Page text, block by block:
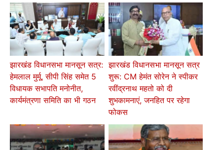
झारखंड विधानसभा मानसून सत्र:
हेमलाल मुर्मू, सीपी सिंह समेत 5
विधायक सभापति मनोनीत,
कार्यमंत्रणा समिति का भी गठन
झारखंड विधानसभा मानसून सत्र
शुरू: CM हेमंत सोरेन ने स्पीकर
रवींद्रनाथ महतो को दी
शुभकामनाएं, जनहित पर रहेगा
फोकस